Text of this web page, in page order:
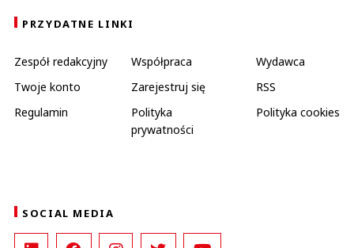
PRZYDATNE LINKI
Zespół redakcyjny Współpraca
Wydawca
Twoje konto
Zarejestruj się
RSS
Regulamin
Polityka
prywatności
Polityka cookies
SOCIAL MEDIA